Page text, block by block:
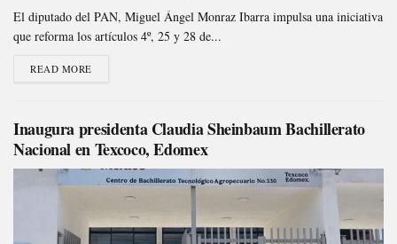
El diputado del PAN, Miguel Ángel Monraz Ibarra impulsa una iniciativa
que reforma los artículos 4º, 25 y 28 de...
READ MORE
Inaugura presidenta Claudia Sheinbaum Bachillerato
Nacional en Texcoco, Edomex